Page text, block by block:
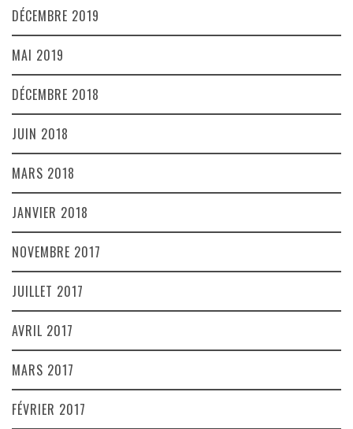
DÉCEMBRE 2019
MAI 2019
DÉCEMBRE 2018
JUIN 2018
MARS 2018
JANVIER 2018
NOVEMBRE 2017
JUILLET 2017
AVRIL 2017
MARS 2017
FÉVRIER 2017